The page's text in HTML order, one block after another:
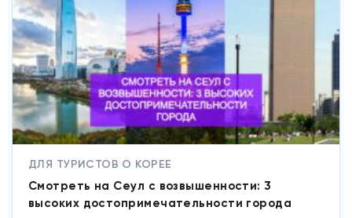
ДЛЯ ТУРИСТОВ О КОРЕЕ
Смотреть на Сеул с возвышенности: 3
высоких достопримечательности города